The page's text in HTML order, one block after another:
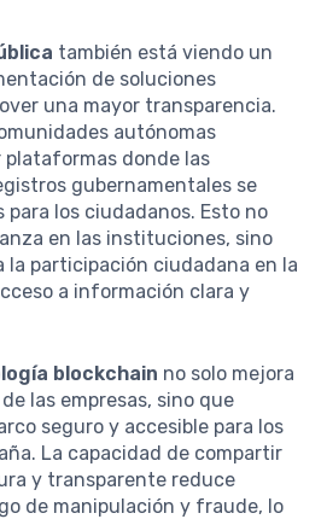
también está viendo un
de soluciones
una mayor transparencia.
autónomas
donde las
gubernamentales se
para los ciudadanos. Esto no
en las instituciones, sino
participación ciudadana en la
a información clara y
blockchain no solo mejora
las empresas, sino que
seguro y accesible para los
La capacidad de compartir
y transparente reduce
de manipulación y fraude, lo